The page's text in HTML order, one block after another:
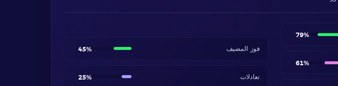
79%
61%
فوز المضيف 45%
تعادلات 25%